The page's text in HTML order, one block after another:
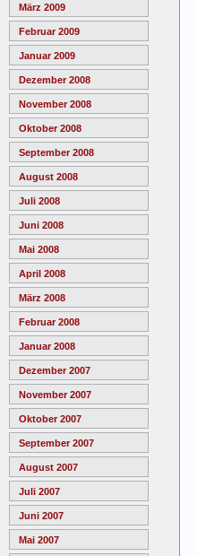
März 2009
Februar 2009
Januar 2009
Dezember 2008
November 2008
Oktober 2008
September 2008
August 2008
Juli 2008
Juni 2008
Mai 2008
April 2008
März 2008
Februar 2008
Januar 2008
Dezember 2007
November 2007
Oktober 2007
September 2007
August 2007
Juli 2007
Juni 2007
Mai 2007